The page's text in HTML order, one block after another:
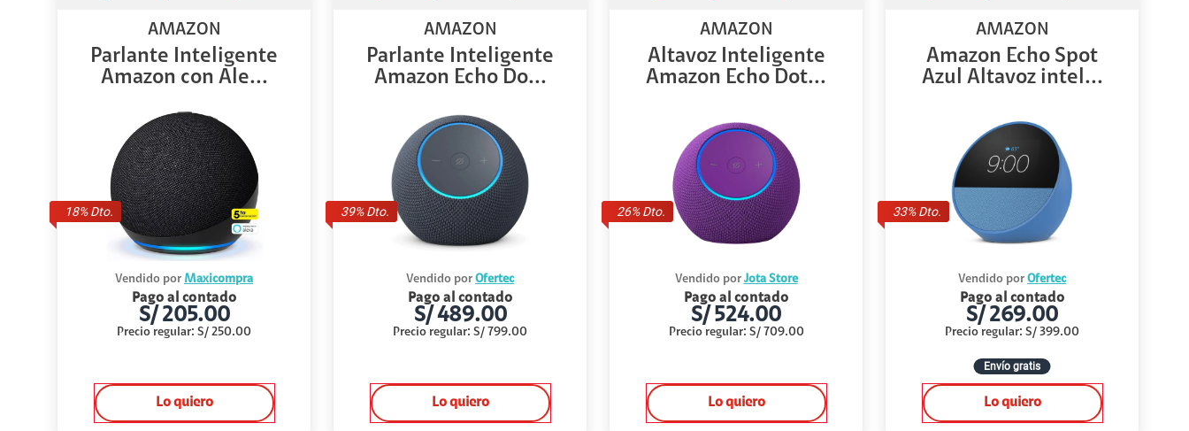
18% Dto.
AMAZON
Parlante Inteligente
Amazon con Ale...
Vendido por Maxicompra
Pago al contado
S/ 205.00
Precio regular: S/ 250.00
Lo quiero
39% Dto.
AMAZON
Parlante Inteligente
Amazon Echo Do...
Vendido por Ofertec
Pago al contado
S/489.00
Precio regular: S/ 799.00
Lo quiero
26% Dto.
AMAZON
Altavoz Inteligente
Amazon Echo Dot...
Vendido por Jota Store
Pago al contado
S/ 524.00
Precio regular: S/ 709.00
Lo quiero
33% Dto.
AMAZON
Amazon Echo Spot
Azul Altavoz intel...
Vendido por Ofertec
Pago al contado
S/ 269.00
Precio regular: S/ 399.00
Envío gratis
Lo quiero